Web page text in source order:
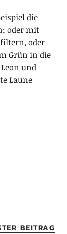
die
oder mit
filtern, oder
Grün in die
und
Laune
BEITRAG